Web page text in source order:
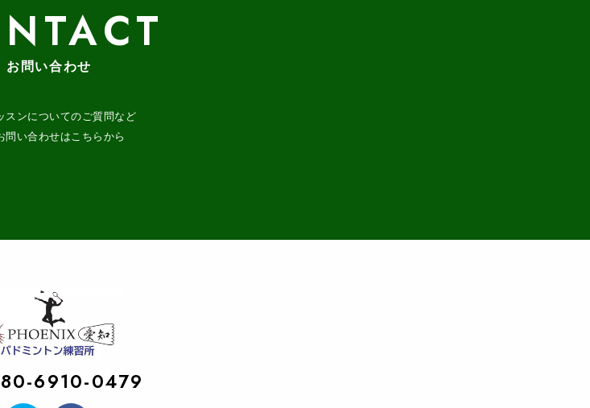
お問い合わせ
スンについてのご質問など
問い合わせはこちらから
6910-0479